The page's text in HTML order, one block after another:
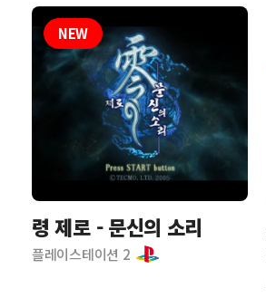
령 제로 - 문신의 소리
플레이스테이션 2